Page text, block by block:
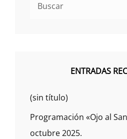
ENTRADAS
(sin título)
Programación «Ojo al
octubre 2025.